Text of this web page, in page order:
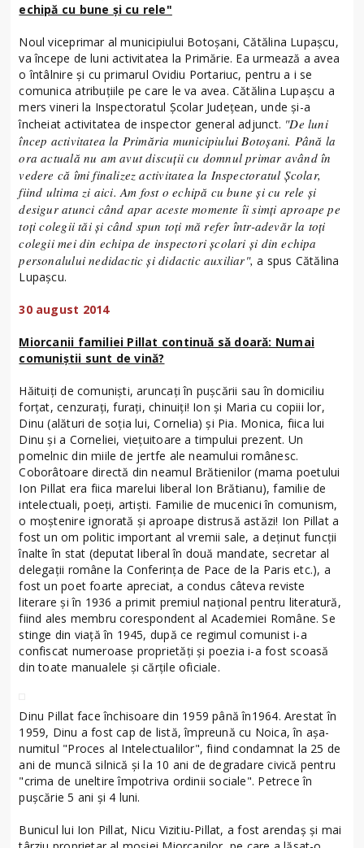
echipă cu bune şi cu rele"
Noul viceprimar al municipiului Botoşani, Cătălina Lupaşcu,
va începe de luni activitatea la Primărie. Ea urmează a avea
o întâlnire şi cu primarul Ovidiu Portariuc, pentru a i se
comunica atribuţiile pe care le va avea. Cătălina Lupaşcu a
mers vineri la Inspectoratul Şcolar Judeţean, unde şi-a
încheiat activitatea de inspector general adjunct. "De luni
încep activitatea la Primăria municipiului Botoşani. Până la
ora actuală nu am avut discuţii cu domnul primar având în
vedere că îmi finalizez activitatea la Inspectoratul Şcolar,
fiind ultima zi aici. Am fost o echipă cu bune şi cu rele şi
desigur atunci când apar aceste momente îi simţi aproape pe
toţi colegii tăi şi când spun toţi mă refer într-adevăr la toţi
colegii mei din echipa de inspectori şcolari şi din echipa
personalului nedidactic şi didactic auxiliar", a spus Cătălina
Lupaşcu.
30 august 2014
Miorcanii familiei Pillat continuă să doară: Numai
comuniştii sunt de vină?
Hăituiţi de comunişti, aruncaţi în puşcării sau în domiciliu
forţat, cenzuraţi, furaţi, chinuiţi! Ion şi Maria cu copiii lor,
Dinu (alături de soţia lui, Cornelia) şi Pia. Monica, fiica lui
Dinu şi a Corneliei, vieţuitoare a timpului prezent. Un
pomelnic din miile de jertfe ale neamului românesc.
Coborâtoare directă din neamul Brătienilor (mama poetului
Ion Pillat era fiica marelui liberal Ion Brătianu), familie de
intelectuali, poeţi, artişti. Familie de mucenici în comunism,
o moştenire ignorată şi aproape distrusă astăzi! Ion Pillat a
fost un om politic important al vremii sale, a deținut funcții
înalte în stat (deputat liberal în două mandate, secretar al
delegații române la Conferința de Pace de la Paris etc.), a
fost un poet foarte apreciat, a condus câteva reviste
literare și în 1936 a primit premiul național pentru literatură,
fiind ales membru corespondent al Academiei Române. Se
stinge din viaţă în 1945, după ce regimul comunist i-a
confiscat numeroase proprietăţi şi poezia i-a fost scoasă
din toate manualele și cărțile oficiale.
Dinu Pillat face închisoare din 1959 până în1964. Arestat în
1959, Dinu a fost cap de listă, împreună cu Noica, în aşa-
numitul "Proces al Intelectualilor", fiind condamnat la 25 de
ani de muncă silnică şi la 10 ani de degradare civică pentru
"crima de uneltire împotriva ordinii sociale". Petrece în
puşcărie 5 ani şi 4 luni.
Bunicul lui Ion Pillat, Nicu Vizitiu-Pillat, a fost arendaș și mai